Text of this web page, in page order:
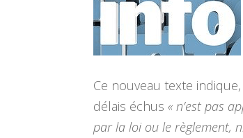
Ce nouveau texte
délais échus« n’est pas
par la loi ou le règlement,